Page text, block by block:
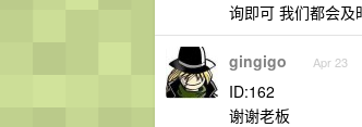
询即可 我们都会
gingigo Apr 23
ID:162
谢谢老板